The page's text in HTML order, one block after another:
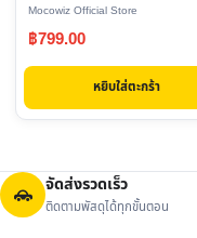
Mocowiz Official Store
฿799.00
หยิบใส่ตะกร้า
จัดส่งรวดเร็ว
ติดตามพัสดุได้ทุกขั้นตอน